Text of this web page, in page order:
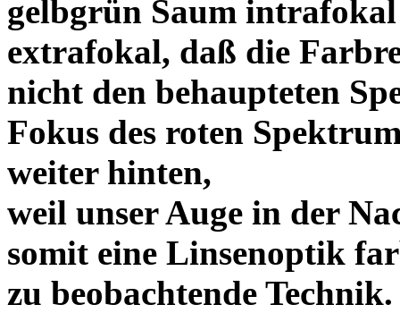
gelbgrün Saum
extrafokal, daß die
nicht den behaupteten
Fokus des roten
weiter hinten,
weil unser Auge in der
somit eine Linsenoptik
zu beobachtende